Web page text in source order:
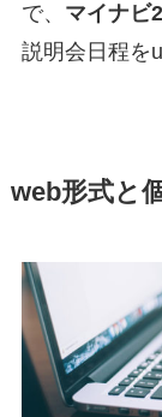
で、 マイナビ
説明会日程を
web形式と